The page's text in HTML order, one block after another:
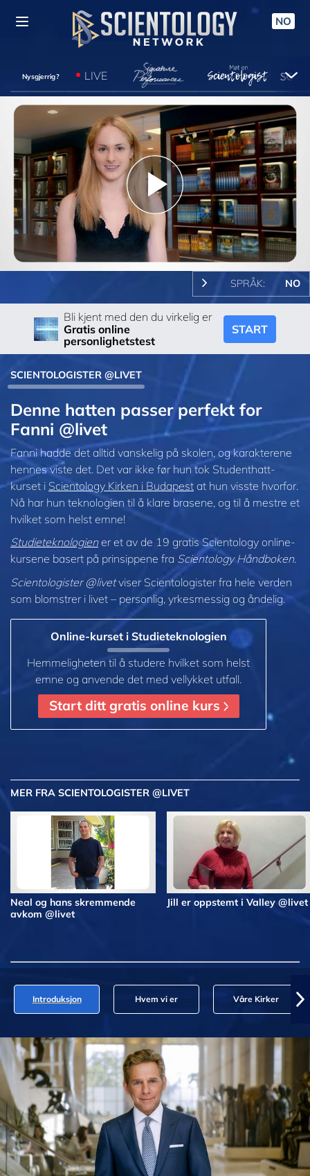
NO
Nysgjerrig? LIVE
Play
Video
SPRÅK: NO
Bli kjent med den du virkelig er
Gratis online
personlighetstest
START
SCIENTOLOGISTER @LIVET
Denne hatten passer perfekt for
Fanni @livet
Fanni hadde det alltid vanskelig på skolen, og karakterene
hennes viste det. Det var ikke før hun tok Studenthatt-
kurset i Scientology Kirken i Budapest at hun visste hvorfor.
Nå har hun teknologien til å klare brasene, og til å mestre et
hvilket som helst emne!
Studieteknologiener et av de 19 gratis Scientology online-
kursene basert på prinsippene fra Scientology Håndboken.
Scientologister @livetviser Scientologister fra hele verden
som blomstrer i livet – personlig, yrkesmessig og åndelig.
Online-kurset i Studieteknologien
Hemmeligheten til å studere hvilket som helst
emne og anvende det med vellykket utfall.
Start ditt gratis online kurs
MER FRA SCIENTOLOGISTER @LIVET
Neal og hans skremmende
avkom @livet
Jill er oppstemt i Valley @livet
Introduksjon Hvem vi er Våre Kirker